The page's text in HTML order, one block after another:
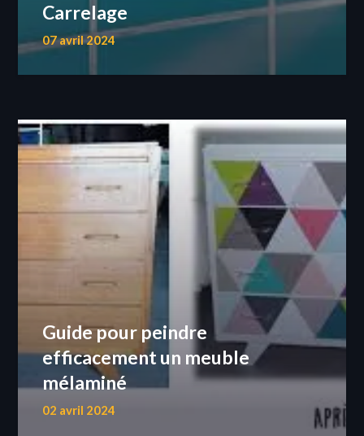
Carrelage
07 avril 2024
Guide pour peindre
efficacement un meuble
mélaminé
02 avril 2024